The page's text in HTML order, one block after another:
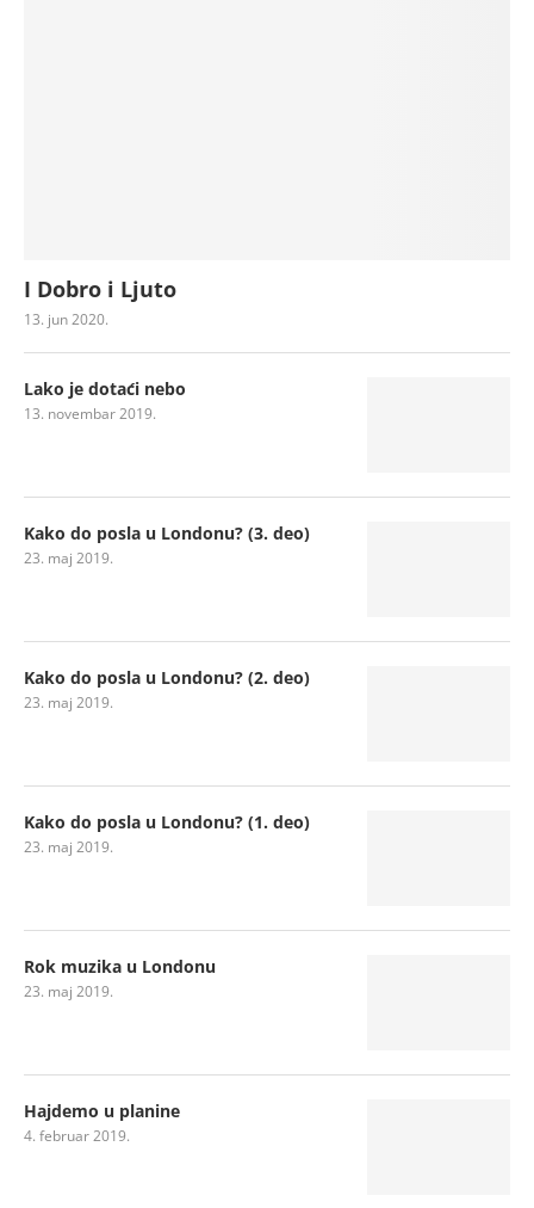
I Dobro i Ljuto
13. jun 2020.
Lako je dotaći nebo
13. novembar 2019.
Kako do posla u Londonu? (3. deo)
23. maj 2019.
Kako do posla u Londonu? (2. deo)
23. maj 2019.
Kako do posla u Londonu? (1. deo)
23. maj 2019.
Rok muzika u Londonu
23. maj 2019.
Hajdemo u planine
4. februar 2019.